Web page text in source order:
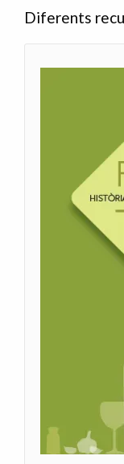
Diferents